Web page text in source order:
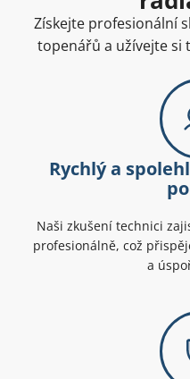
Získejte profesionální
topenářů a užívejte si
Rychlý a
Naši zkušení technici
profesionálně, což
a